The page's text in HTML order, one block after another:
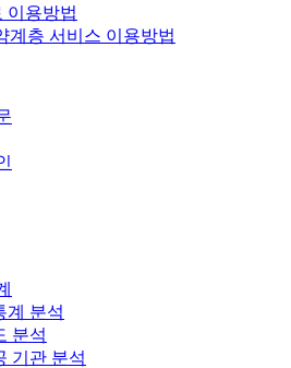
이용방법
계층 서비스 이용방법
계 분석
분석
기관 분석